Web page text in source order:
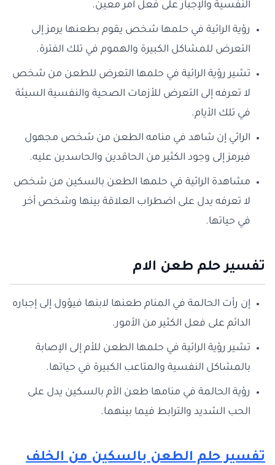
النفسية والإجبار على فعل أمر معين.
رؤية الرائية في حلمها شخص يقوم بطعنها يرمز إلى
التعرض للمشاكل الكبيرة والهموم في تلك الفترة.
تشير رؤية الرائية في حلمها التعرض للطعن من شخص
لا تعرفه إلى التعرض للأزمات الصحية والنفسية السيئة
في تلك الأيام.
الرائي إن شاهد في منامه الطعن من شخص مجهول
فيرمز إلى وجود الكثير من الحاقدين والحاسدين عليه.
مشاهدة الرائية في حلمها الطعن بالسكين من شخص
لا تعرفه يدل على اضطراب العلاقة بينها وشخص أخر
في حياتها.
تفسير حلم طعن الام
إن رأت الحالمة في المنام طعنها لابنها فيؤول إلى إجباره
الدائم على فعل الكثير من الأمور.
تشير رؤية الرائية في حلمها الطعن للأم إلى الإصابة
بالمشاكل النفسية والمتاعب الكبيرة في حياتها.
رؤية الحالمة في منامها طعن الأم بالسكين يدل على
الحب الشديد والترابط فيما بينهما.
تفسير حلم الطعن بالسكين من الخلف